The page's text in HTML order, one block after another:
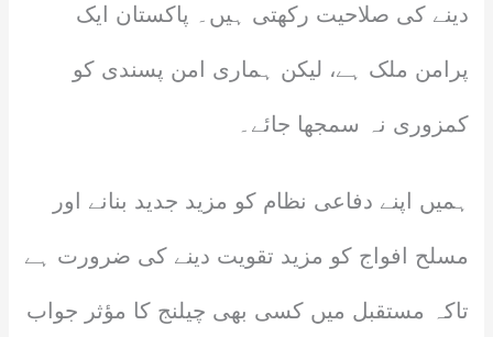
دینے کی صلاحیت رکھتی ہیں۔ پاکستان ایک
پرامن ملک ہے، لیکن ہماری امن پسندی کو
کمزوری نہ سمجھا جائے۔
ہمیں اپنے دفاعی نظام کو مزید جدید بنانے اور
مسلح افواج کو مزید تقویت دینے کی ضرورت ہے
تاکہ مستقبل میں کسی بھی چیلنج کا مؤثر جواب